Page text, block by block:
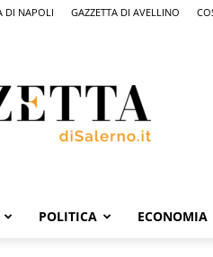
DI NAPOLI GAZZETTA DI AVELLINO
Salerno,
il
quotidiano
Salerno
POLITICA ECONOMIA